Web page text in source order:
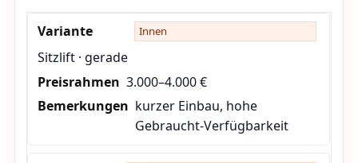
Innen
Sitzlift · gerade
3.000–4.000 €
kurzer Einbau, hohe
Gebraucht-Verfügbarkeit